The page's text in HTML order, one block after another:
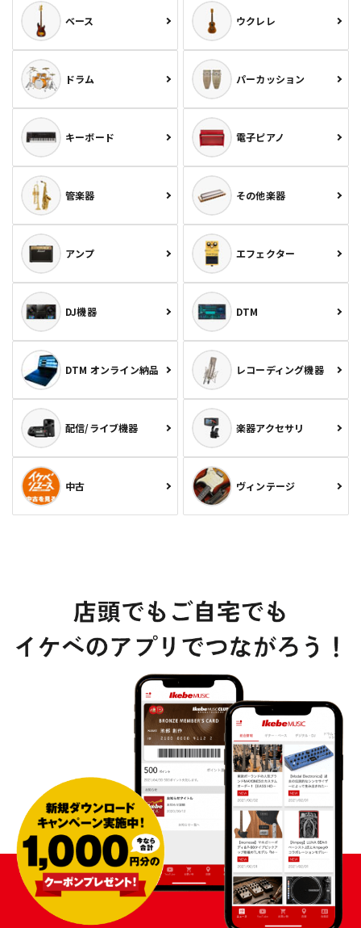
ベース ウクレレ
ドラム パーカッション
キーボード 電子ピアノ
管楽器 その他楽器
アンプ エフェクター
DJ機器 DTM
DTM オンライン納品 レコーディング機器
配信/ライブ機器 楽器アクセサリ
中古 ヴィンテージ